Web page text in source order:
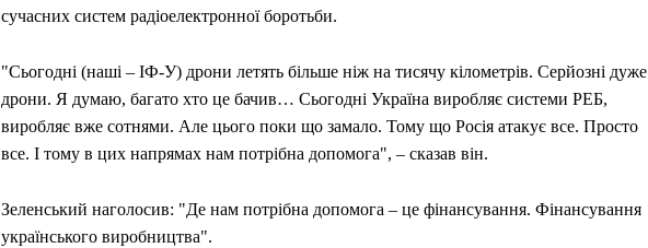
сучасних систем радіоелектронної боротьби.
"Сьогодні (наші – ІФ-У) дрони летять більше ніж на тисячу кілометрів. Серйозні дуже
дрони. Я думаю, багато хто це бачив… Сьогодні Україна виробляє системи РЕБ,
виробляє вже сотнями. Але цього поки що замало. Тому що Росія атакує все. Просто
все. І тому в цих напрямах нам потрібна допомога", – сказав він.
Зеленський наголосив: "Де нам потрібна допомога – це фінансування. Фінансування
українського виробництва".